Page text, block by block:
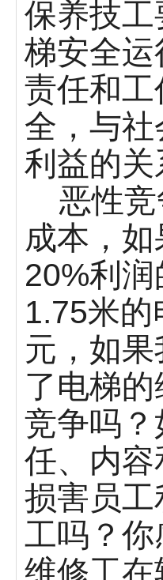
保养技
梯安全
责任和
全，与
利益的
恶性竞
成本，
20%利
1.75米
元，如
了电梯
竞争吗
任、内
损害员
工吗？
维修工